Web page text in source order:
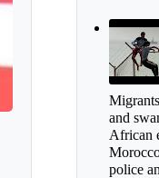
and
African
police